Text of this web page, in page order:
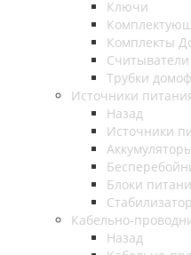
Ключи
Комплекты
Трубки
Источники
Назад
Источники
Блоки
Кабельно-
Назад